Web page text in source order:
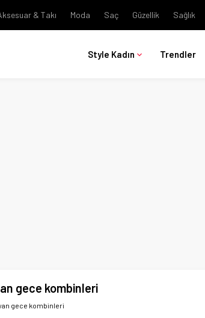
& Takı Moda Saç Güzellik Sağlık
Style Kadın Trendler
gece kombinleri
gece kombinleri